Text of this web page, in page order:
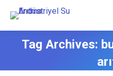
Tag Archives: